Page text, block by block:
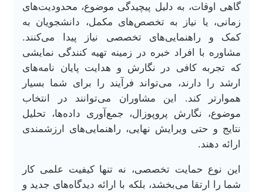
گاهی اوقات، به دلیل پیچیدگی موضوع، محدودیت‌های
زمانی، یا نیاز به تخصص‌های مکمل، دانشجویان به
کمک و راهنمایی‌های تخصصی نیاز پیدا می‌کنند.
مشاوره با افراد خبره در زمینه تهیه کنندگی نمایشی
که تجربه کافی در نگارش و هدایت پایان نامه‌های
ارشد را دارند، می‌تواند فرآیند را برای شما بسیار
هموارتر کند. این مشاوران می‌توانند در انتخاب
موضوع، نگارش پروپوزال، جمع‌آوری داده‌ها، تحلیل
نتایج و حتی ویرایش نهایی، راهنمایی‌های ارزشمندی
ارائه دهند.
این نوع حمایت تخصصی، نه تنها کیفیت علمی کار
شما را ارتقا می‌بخشد، بلکه با ارائه دیدگاه‌های جدید و